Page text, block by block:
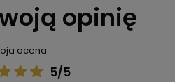
opinię
ocena:
5/5